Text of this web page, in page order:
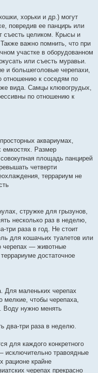
хорьки и др.) могут
повредив ее панцирь или
съесть целиком. Крысы и
важно помнить, что при
участке в оборудованном
или съесть муравьи.
и большеголовые черепахи,
отношению к соседям по
же вида. Самцы клювогрудых,
по отношению к
аквариумах,
емкостях. Размер
площадь панцирей
четверти
террариум не
стружке для грызунов,
несколько раз в неделю,
три раза в год. Не стоит
для кошачьих туалетов или
черепах — животные
достаточное
Для маленьких черепах
мелкие, чтобы черепаха,
Воду нужно менять
два-три раза в неделю.
для каждого конкретного
исключительно травоядные
рационе крайне
черепах прекрасно